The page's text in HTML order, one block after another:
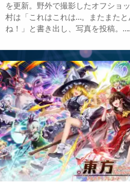
を更新。野外で撮影したオフショ
村は「これはこれは…。またまた
ね！」と書き出し、写真を投稿。